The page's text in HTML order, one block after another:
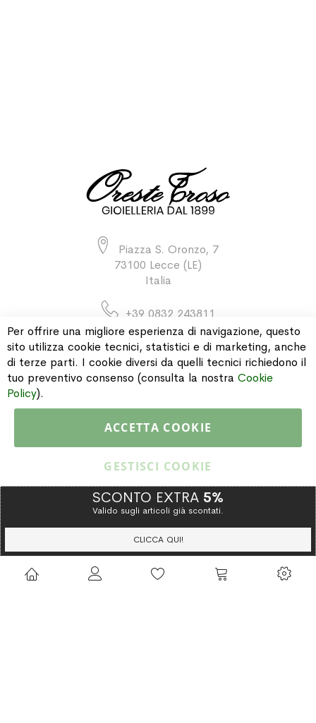
Piazza S. Oronzo, 7
73100 Lecce (LE)
Italia
+39 0832 243811
INFORMAZIONI
Copyright © 2015 Gioielleria Oreste Troso. All rights reserved. P. IVA
IT02064590751
Privacy Policy Cookie Policy
Per offrire una migliore esperienza di navigazione, questo
sito utilizza cookie tecnici, statistici e di marketing, anche
di terze parti. I cookie diversi da quelli tecnici richiedono il
tuo preventivo consenso (consulta la nostra Cookie
Policy).
ACCETTA COOKIE
GESTISCI COOKIE
SCONTO EXTRA 5%
Valido sugli articoli già scontati.
CLICCA QUI!